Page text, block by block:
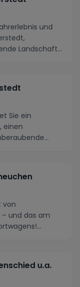
und
Landschaft
Sie ein
einen
von
und das am
u.a.